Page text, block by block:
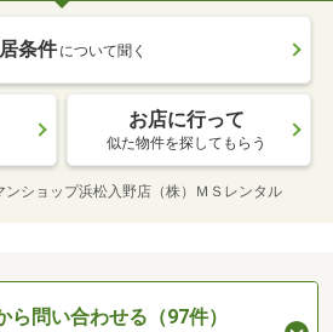
条件 について聞く
お店に行って
似た物件を探してもらう
ンショップ浜松入野店（株）ＭＳレンタル
ら問い合わせる（97件）